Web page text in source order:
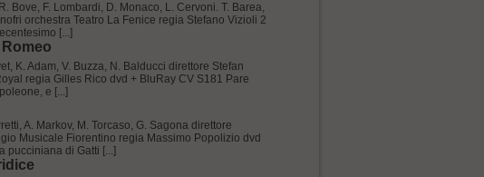
Bove, F. Lombardi, D. Monaco, L. Cervoni. T. Barea,
orchestra Teatro La Fenice regia Stefano Vizioli 2
[...]
K. Adam, V. Buzza, N. Balducci direttore Stefan
regia Gilles Rico dvd + BluRay CV S181 Pare
e [...]
A. Markov, M. Torcaso, G. Sagona direttore
Musicale Fiorentino regia Massimo Popolizio dvd
pucciniana di Gatti [...]